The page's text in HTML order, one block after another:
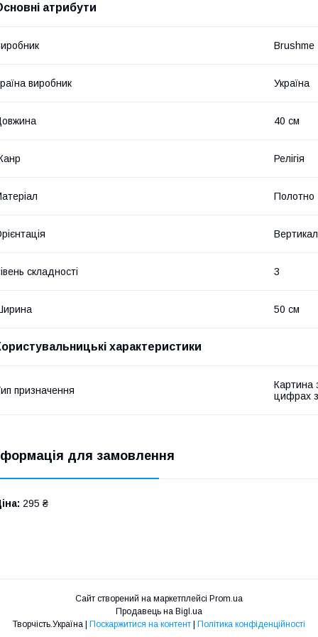
атрибути
Brushme
виробник Україна
40 см
Релігія
Полотно
складності 3
50 см
характеристики
призначення
Картина
цифрах
для замовлення
295 ₴
Сайт створений на маркетплейсі Prom.ua
Продавець на Bigl.ua
Творчість.Україна | Поскаржитися на контент | Політика конфіденційності